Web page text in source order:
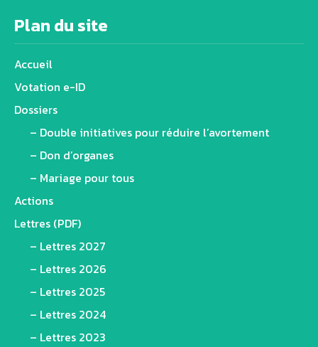
Plan du site
Accueil
Votation e-ID
Dossiers
– Double initiatives pour réduire l’avortement
– Don d’organes
– Mariage pour tous
Actions
Lettres (PDF)
– Lettres 2027
– Lettres 2026
– Lettres 2025
– Lettres 2024
– Lettres 2023